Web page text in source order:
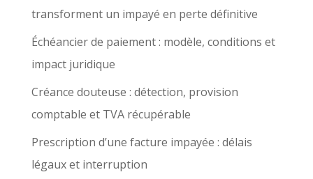
transforment un impayé en perte définitive
Échéancier de paiement : modèle, conditions et
impact juridique
Créance douteuse : détection, provision
comptable et TVA récupérable
Prescription d’une facture impayée : délais
légaux et interruption